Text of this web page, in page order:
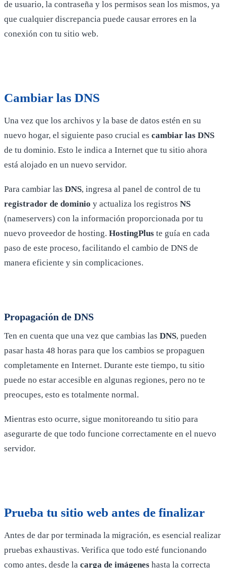
de usuario, la contraseña y los permisos sean los mismos, ya
que cualquier discrepancia puede causar errores en la
conexión con tu sitio web.
Cambiar las DNS
Una vez que los archivos y la base de datos estén en su
nuevo hogar, el siguiente paso crucial es cambiar las DNS
de tu dominio. Esto le indica a Internet que tu sitio ahora
está alojado en un nuevo servidor.
Para cambiar las DNS, ingresa al panel de control de tu
registrador de dominio y actualiza los registros NS
(nameservers) con la información proporcionada por tu
nuevo proveedor de hosting. HostingPlus te guía en cada
paso de este proceso, facilitando el cambio de DNS de
manera eficiente y sin complicaciones.
Propagación de DNS
Ten en cuenta que una vez que cambias las DNS, pueden
pasar hasta 48 horas para que los cambios se propaguen
completamente en Internet. Durante este tiempo, tu sitio
puede no estar accesible en algunas regiones, pero no te
preocupes, esto es totalmente normal.
Mientras esto ocurre, sigue monitoreando tu sitio para
asegurarte de que todo funcione correctamente en el nuevo
servidor.
Prueba tu sitio web antes de finalizar
Antes de dar por terminada la migración, es esencial realizar
pruebas exhaustivas. Verifica que todo esté funcionando
como antes, desde la carga de imágenes hasta la correcta